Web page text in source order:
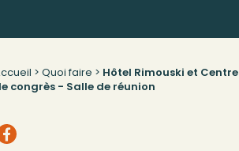
> Quoi faire > Hôtel Rimouski et Centre
congrès - Salle de réunion